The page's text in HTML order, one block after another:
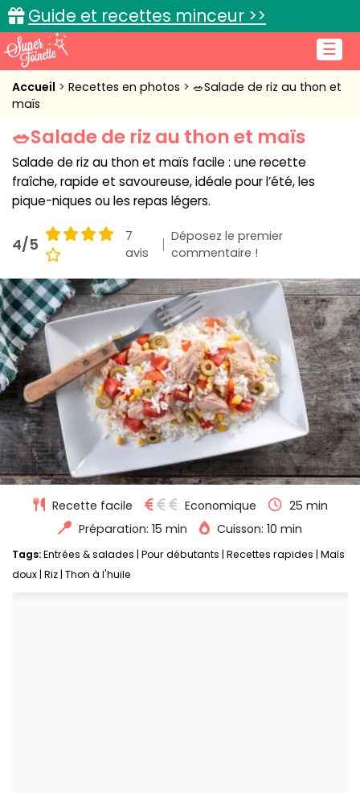
☰
Guide et recettes minceur >>
Accueil
Cuisine pratique
L'actu cuisine
Accueil Recettes en photos
🥗Salade de riz au thon et
maïs
🥗Salade de riz au thon et maïs
Salade de riz au thon et maïs facile : une recette
fraîche, rapide et savoureuse, idéale pour l’été, les
pique-niques ou les repas légers.
4/5
7
avis
Déposez le premier
commentaire !
Recette facile Economique
25 min
Préparation: 15 min
Cuisson: 10 min
Tags:Entrées & salades Pour débutants Recettes rapides Maïs
doux Riz Thon à l'huile